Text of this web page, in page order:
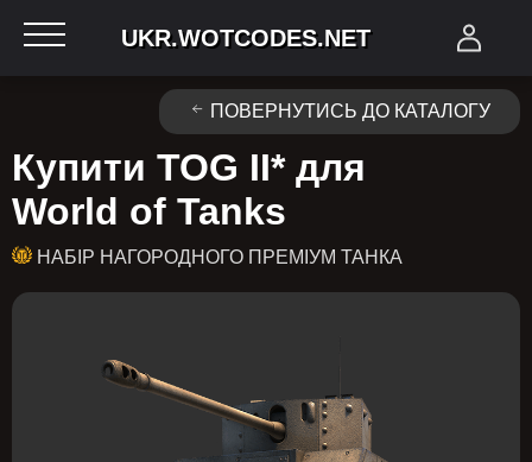
UKR.WOTCODES.NET
ПОВЕРНУТИСЬ ДО КАТАЛОГУ
Купити TOG II* для
World of Tanks
НАБІР НАГОРОДНОГО ПРЕМІУМ ТАНКА